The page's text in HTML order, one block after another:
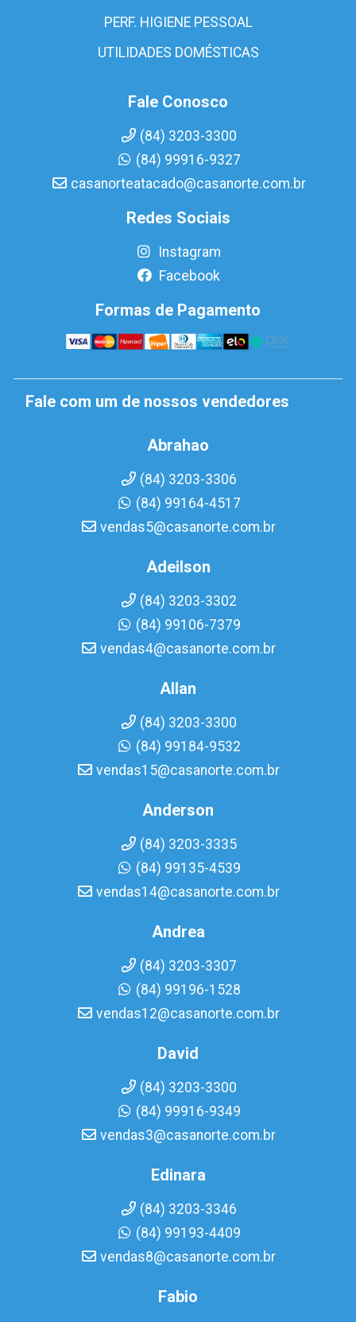
PERF. HIGIENE PESSOAL
UTILIDADES DOMÉSTICAS
Fale Conosco
(84) 3203-3300
(84) 99916-9327
casanorteatacado@casanorte.com.br
Redes Sociais
Instagram
Facebook
Formas de Pagamento
Fale com um de nossos vendedores
Abrahao
(84) 3203-3306
(84) 99164-4517
vendas5@casanorte.com.br
Adeilson
(84) 3203-3302
(84) 99106-7379
vendas4@casanorte.com.br
Allan
(84) 3203-3300
(84) 99184-9532
vendas15@casanorte.com.br
Anderson
(84) 3203-3335
(84) 99135-4539
vendas14@casanorte.com.br
Andrea
(84) 3203-3307
(84) 99196-1528
vendas12@casanorte.com.br
David
(84) 3203-3300
(84) 99916-9349
vendas3@casanorte.com.br
Edinara
(84) 3203-3346
(84) 99193-4409
vendas8@casanorte.com.br
Fabio